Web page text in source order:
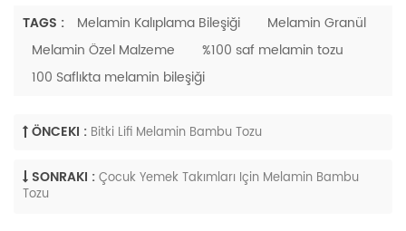
TAGS : Melamin Kalıplama Bileşiği
Melamin Granül
Melamin Özel Malzeme
%100 saf melamin tozu
100 Saflıkta melamin bileşiği
ÖNCEKI : Bitki Lifi Melamin Bambu Tozu
SONRAKI :Çocuk Yemek Takımları Için Melamin Bambu
Tozu